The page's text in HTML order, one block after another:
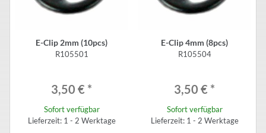
E-Clip 2mm (10pcs)
R105501
3,50 € *
Sofort verfügbar
Lieferzeit: 1 - 2 Werktage
E-Clip 4mm (8pcs)
R105504
3,50 € *
Sofort verfügbar
Lieferzeit: 1 - 2 Werktage